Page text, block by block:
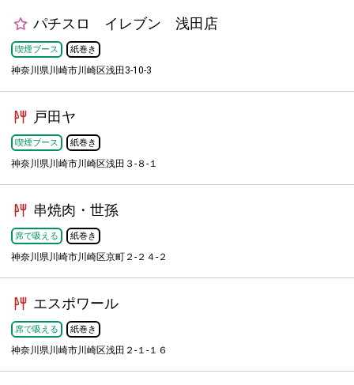
パチスロ イレブン 浅田店
喫煙ブース 紙巻き
神奈川県川崎市川崎区浅田3-10-3
戸田ヤ
喫煙ブース 紙巻き
神奈川県川崎市川崎区浅田３-８-１
串焼肉・世孫
席で吸える 紙巻き
神奈川県川崎市川崎区京町２-２４-２
エスポワール
席で吸える 紙巻き
神奈川県川崎市川崎区浅田２-１-１６